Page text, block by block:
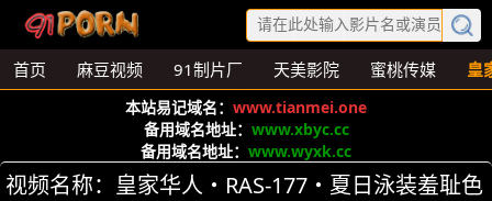
首页 麻豆视频 91制片厂 天美影院 蜜桃传媒 皇
本站易记域名： www.tianmei.one
备用域名地址： www.xbyc.cc
备用域名地址： www.wyxk.cc
视频名称：皇家华人・RAS-177・夏日泳装羞耻色